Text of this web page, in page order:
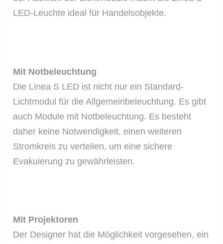
LED-Leuchte ideal für Handelsobjekte.
Mit Notbeleuchtung
Die Linea S LED ist nicht nur ein Standard-
Lichtmodul für die Allgemeinbeleuchtung. Es gibt
auch Module mit Notbeleuchtung. Es besteht
daher keine Notwendigkeit, einen weiteren
Stromkreis zu verteilen, um eine sichere
Evakuierung zu gewährleisten.
Mit Projektoren
Der Designer hat die Möglichkeit vorgesehen, ein